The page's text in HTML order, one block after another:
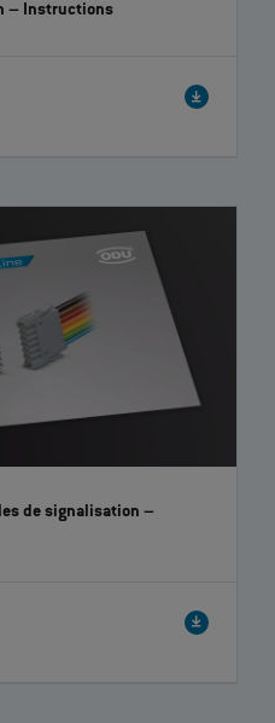
– Instructions
de signalisation –